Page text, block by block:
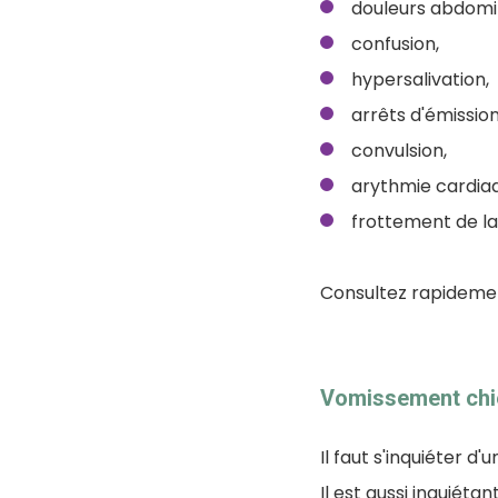
douleurs
confusion,
hypersalivation,
arrêts
convulsion,
arythmie
frottement de
Consultez
Vomissement
Il faut s'inquiéter